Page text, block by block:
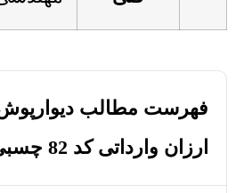
فهرست مطالب
ارزان وارداتی کد 82 چسبی